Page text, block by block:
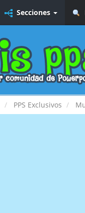
Secciones
PPS Exclusivos